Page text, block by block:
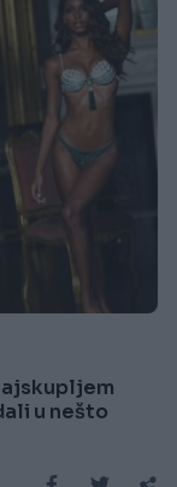
u nešto